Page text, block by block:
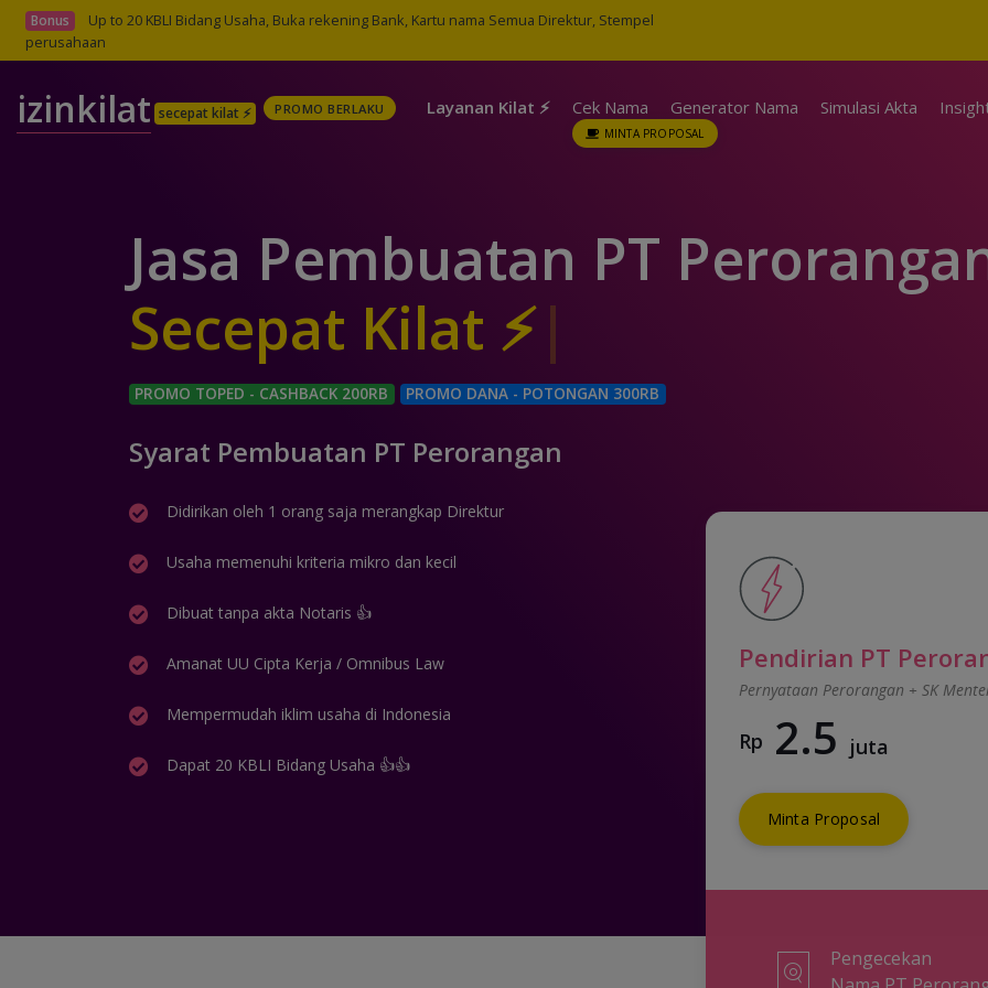
Bonus
Up to 20 KBLI Bidang Usaha, Buka rekening Bank, Kartu nama Semua Direktur, Stempel
perusahaan
izinkilat secepat kilat ⚡ PROMO BERLAKU Layanan Kilat ⚡ Cek Nama Generator Nama Simulasi Akta
MINTA PROPOSAL
Jasa Pembuatan PT
Sece|
PROMO TOPED - CASHBACK 200RB PROMO DANA - POTONGAN 300RB
Syarat Pembuatan PT Perorangan
Didirikan oleh 1 orang saja merangkap Direktur
Usaha memenuhi kriteria mikro dan kecil
Dibuat tanpa akta Notaris 👍
Amanat UU Cipta Kerja / Omnibus Law
Mempermudah iklim usaha di Indonesia
Dapat 20 KBLI Bidang Usaha 👍👍
Pendirian PT
Pernyataan Perorangan + SK
Rp 2.5 juta
Minta Proposal
Pengecekan